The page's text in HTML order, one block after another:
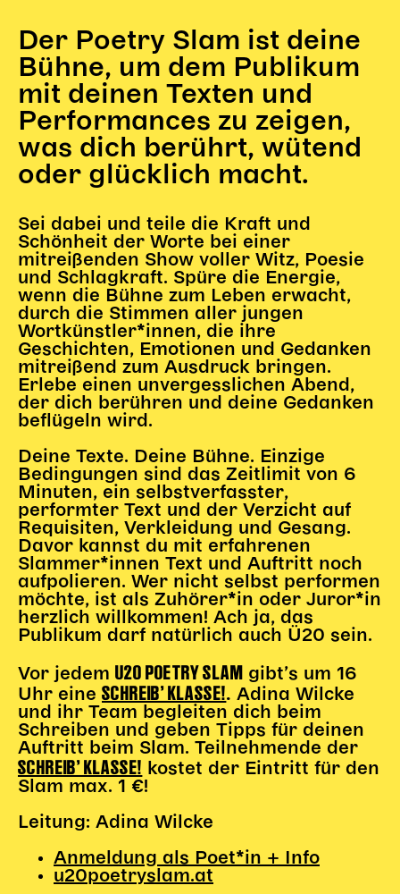
PÄDAGOGIK
Kunst + Wissen
Rund um den Vorstellungsbesuch
Begleitmaterial
TheaterPaket
Partnerklasse + Partnerschule
Schulabenteuernacht
Theaterklasse
Vorstellungen für pädagogische Institutionen
Angebote für Pädagog*innen
PädagogikClub
Sommerfest
Open House
Newsletter für pädagogische Institutionen
DIGITALE BÜHNE
Gl!tch4
Wem gehört die Bühne?
House of Hybrid Rebels
HAUS
Über Uns
Unser Blog
Team
Künstler*innen 2025/26
Bühnen + Studios
Leitlinien
Kulturpatenschaft
20 Jahre Dschungel Wien
SERVICE
Der Poetry Slam ist deine
Bühne, um dem Publikum
mit deinen Texten und
Performances zu zeigen,
was dich berührt, wütend
oder glücklich macht.
Sei dabei und teile die Kraft und
Schönheit der Worte bei einer
mitreißenden Show voller Witz, Poesie
und Schlagkraft. Spüre die Energie,
wenn die Bühne zum Leben erwacht,
durch die Stimmen aller jungen
Wortkünstler*innen, die ihre
Geschichten, Emotionen und Gedanken
mitreißend zum Ausdruck bringen.
Erlebe einen unvergesslichen Abend,
der dich berühren und deine Gedanken
beflügeln wird.
Deine Texte. Deine Bühne. Einzige
Bedingungen sind das Zeitlimit von 6
Minuten, ein selbstverfasster,
performter Text und der Verzicht auf
Requisiten, Verkleidung und Gesang.
Davor kannst du mit erfahrenen
Slammer*innen Text und Auftritt noch
aufpolieren. Wer nicht selbst performen
möchte, ist als Zuhörer*in oder Juror*in
herzlich willkommen! Ach ja, das
Publikum darf natürlich auch Ü20 sein.
Vor jedem U20 POETRY SLAM gibt’s um 16
Uhr eine SCHREIB’ KLASSE!.Adina Wilcke
und ihr Team begleiten dich beim
Schreiben und geben Tipps für deinen
Auftritt beim Slam. Teilnehmende der
SCHREIB’ KLASSE! kostet der Eintritt für den
Slam max. 1 €!
Leitung: Adina Wilcke
Anmeldung als Poet*in + Info
u20poetryslam.at